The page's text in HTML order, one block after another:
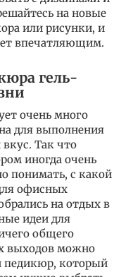
на новые
или рисунки, и
впечатляющим.
гель-
очень много
для выполнения
Так что
иногда очень
понимать, с какой
офисных
на отдых в
идеи для
общего
выходов можно
педикюр, который